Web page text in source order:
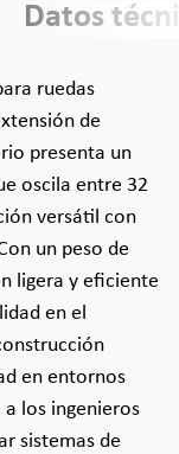
Datos
ruedas
de
presenta un
oscila entre 32
versátil con
un peso de
ligera y eficiente
en el
en entornos
los ingenieros
sistemas de